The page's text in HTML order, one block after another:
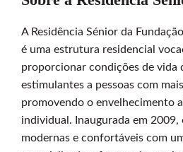
A Residência Sénior da
é uma estrutura residencial
proporcionar condições de vida
estimulantes a pessoas com
promovendo o envelhecimento
individual. Inaugurada em 2009,
modernas e confortáveis com